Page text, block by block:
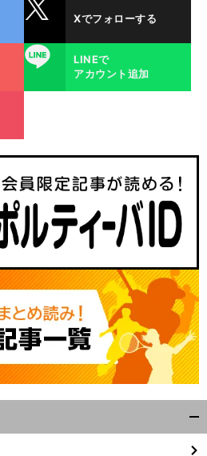
Xでフォローする
LINE
LINEで
アカウント追加